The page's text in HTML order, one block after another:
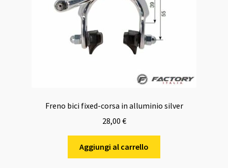
Freno bici fixed-corsa in alluminio silver
28,00 €
Aggiungi al carrello